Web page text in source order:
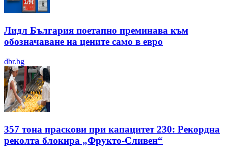
Лидл България поетапно преминава към
обозначаване на цените само в евро
dbr.bg
357 тона праскови при капацитет 230: Рекордна
реколта блокира „Фрукто-Сливен“